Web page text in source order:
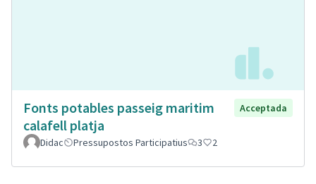
Fonts potables passeig maritim
calafell platja
Acceptada
Didac Pressupostos Participatius 3 2